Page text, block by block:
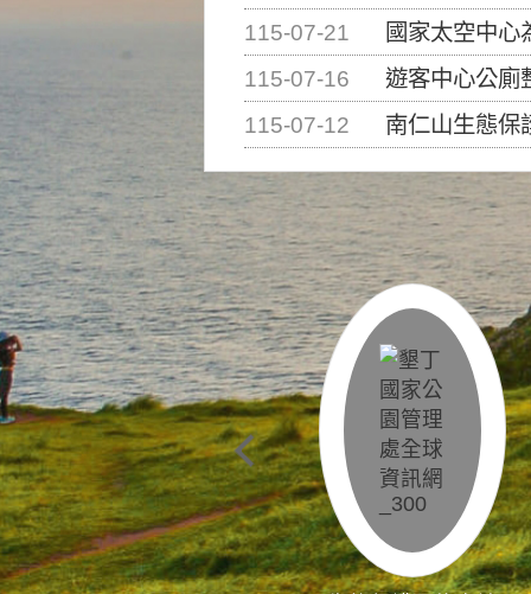
115-07-21
國家太空中心為辦理
115-07-16
遊客中心公廁
115-07-12
南仁山生態保護區步道已完成